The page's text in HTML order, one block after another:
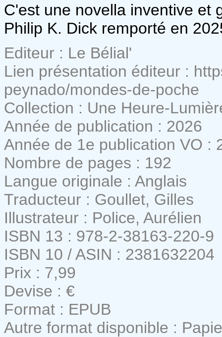
C'est une novella inventive et
Philip K. Dick remporté en
Editeur : Le Bélial'
Lien présentation éditeur :
peynado/mondes-de-poche
Collection : Une Heure-
Année de publication : 2026
Année de 1e publication VO :
Nombre de pages : 192
Langue originale : Anglais
Traducteur : Goullet, Gilles
Illustrateur : Police, Aurélien
ISBN 13 : 978-2-38163-220-9
ISBN 10 / ASIN : 2381632204
Prix : 7,99
Devise : €
Format : EPUB
Autre format disponible :